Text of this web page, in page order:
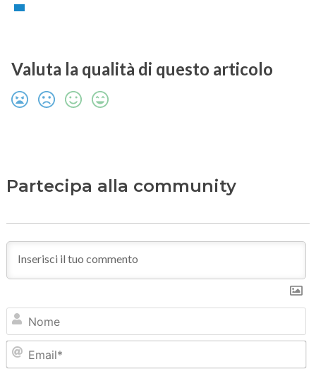
Valuta la qualità di questo articolo
Partecipa alla community